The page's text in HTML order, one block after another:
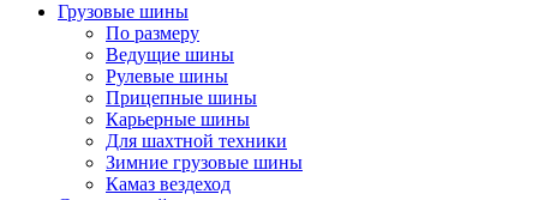
Грузовые шины
По размеру
Ведущие шины
Рулевые шины
Прицепные шины
Карьерные шины
Для шахтной техники
Зимние грузовые шины
Камаз вездеход